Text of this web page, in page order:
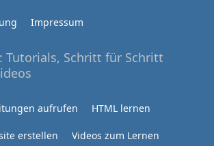
Impressum
Tutorials, Schritt für Schritt
aufrufen HTML lernen
erstellen Videos zum Lernen